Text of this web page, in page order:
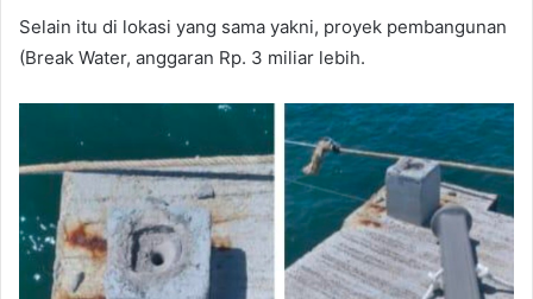
Selain itu di lokasi yang sama yakni, proyek pembangunan
(Break Water, anggaran Rp. 3 miliar lebih.